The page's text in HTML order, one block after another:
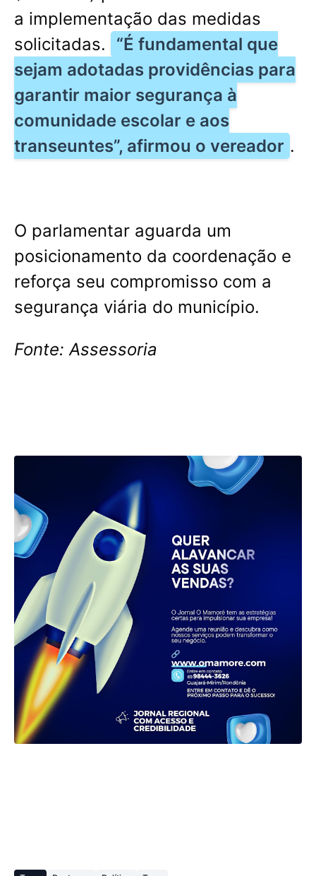
a implementação das medidas
solicitadas.
“É fundamental que
sejam adotadas providências para
garantir maior segurança à
comunidade escolar e aos
transeuntes”, afirmou o vereador .
O parlamentar aguarda um
posicionamento da coordenação e
reforça seu compromisso com a
segurança viária do município.
Fonte: Assessoria